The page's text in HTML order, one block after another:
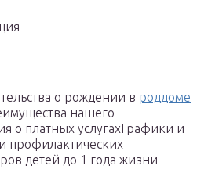
о рождении в роддоме
нашего
о платных услугахГрафики и
профилактических
детей до 1 года жизни